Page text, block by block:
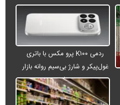
ردمی K۱۰۰ پرو مکس با باتری
غول‌پیکر و شارژ بی‌سیم روانه بازار
می‌شود